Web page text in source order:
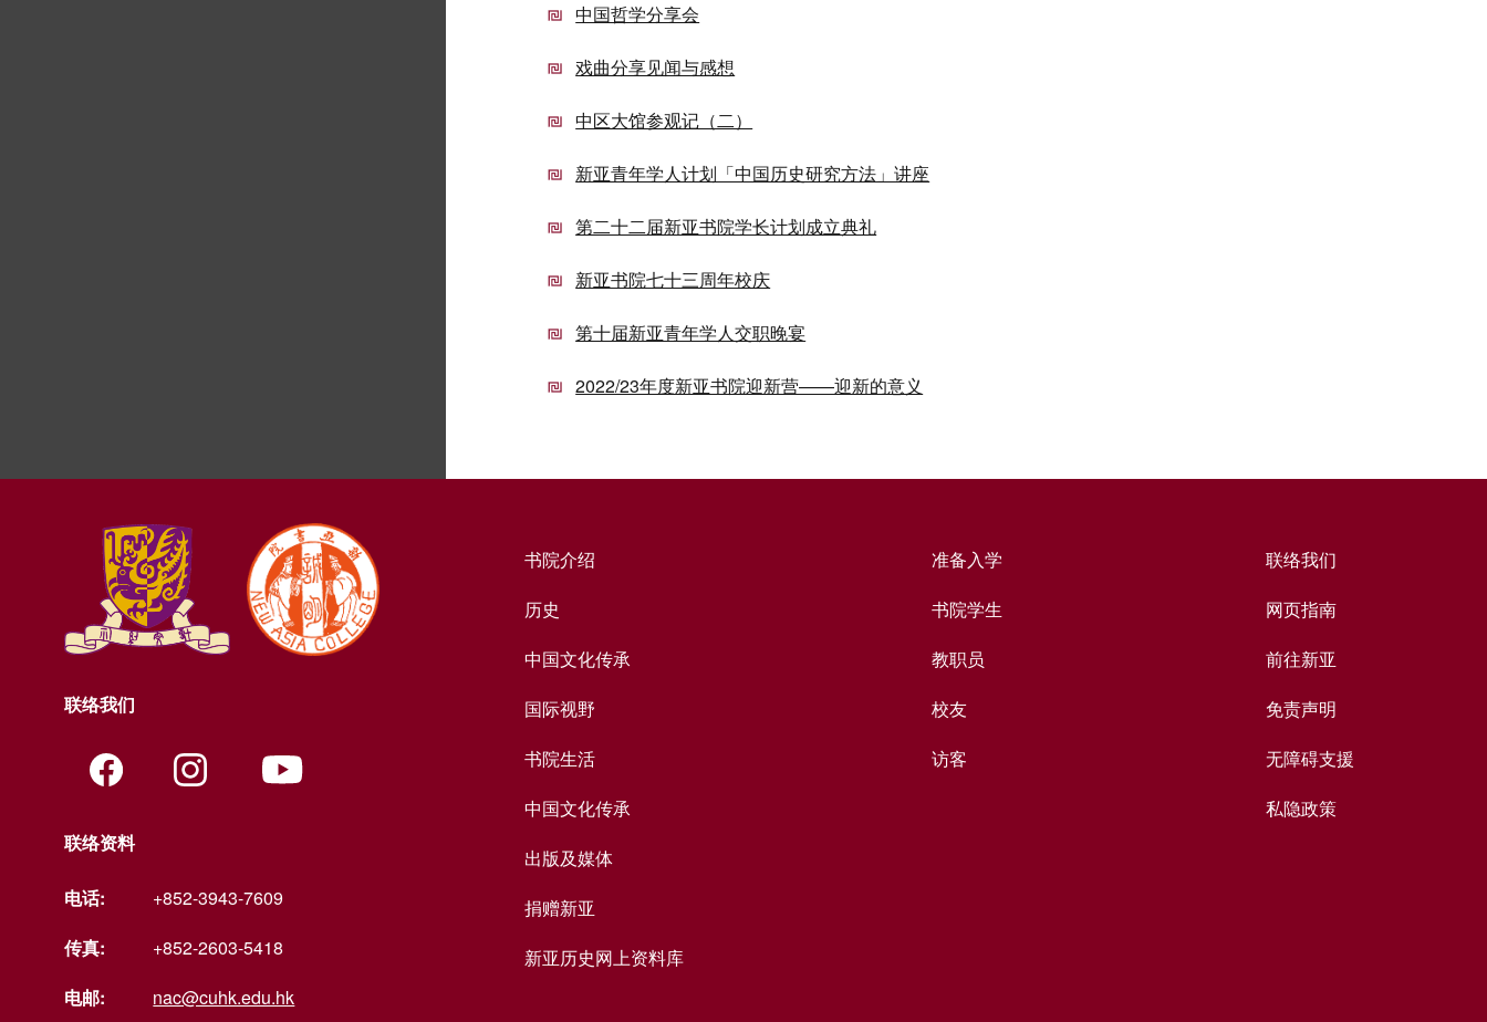
中国哲学分享会
戏曲分享见闻与感想
中区大馆参观记（二）
新亚青年学人计划「中国历史研究方法」讲座
第二十二届新亚书院学长计划成立典礼
新亚书院七十三周年校庆
第十届新亚青年学人交职晚宴
2022/23年度新亚书院迎新营——迎新的意义
联络我们
联络资料
电话:
+852-3943-7609
传真:
+852-2603-5418
电邮:
nac@cuhk.edu.hk
书院介绍
历史
中国文化传承
国际视野
书院生活
中国文化传承
出版及媒体
捐赠新亚
新亚历史网上资料库
准备入学
书院学生
教职员
校友
访客
联络我们
网页指南
前往新亚
免责声明
无障碍支援
私隐政策